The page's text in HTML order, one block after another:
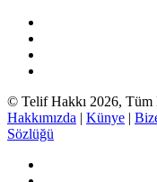
© Telif Hakkı 2026, Tüm
Hakkımızda | Künye |
Sözlüğü